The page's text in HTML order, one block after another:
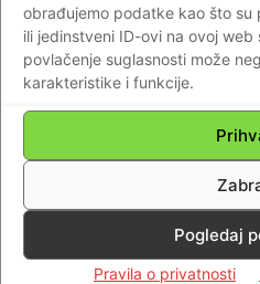
obrađujemo podatke kao što su
ili jedinstveni ID-ovi na ovoj
povlačenje suglasnosti može
karakteristike i funkcije.
Pogledaj
Pravila o privatnosti
Impressum Kontaktirajte
© Newspaper